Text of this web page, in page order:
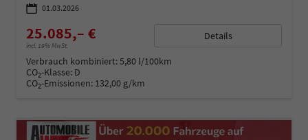
01.03.2026
25.085,– €
incl. 19% MwSt.
Details
Verbrauch kombiniert:5,80 l/100km
CO2-Klasse: D
CO2-Emissionen: 132,00 g/km